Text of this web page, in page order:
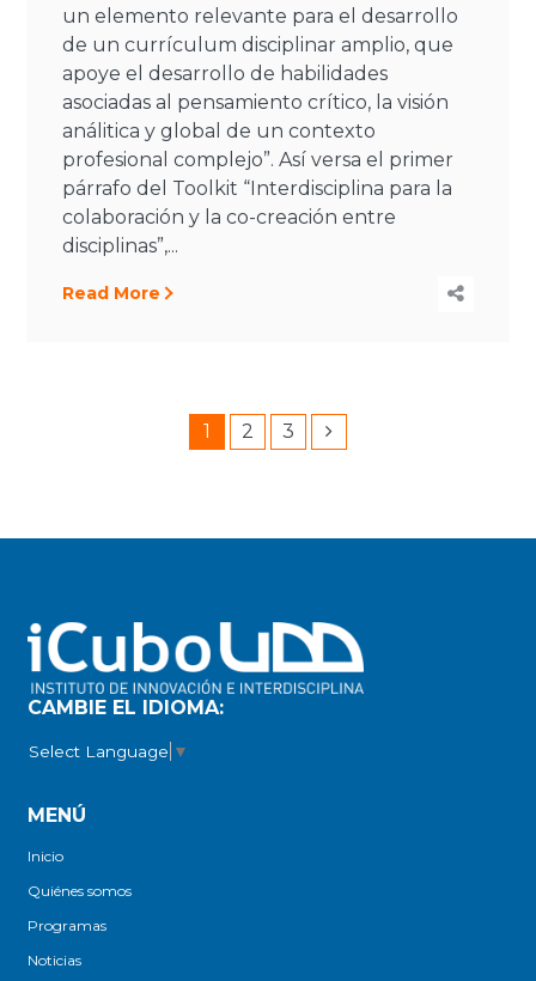
un elemento relevante para el desarrollo
de un currículum disciplinar amplio, que
apoye el desarrollo de habilidades
asociadas al pensamiento crítico, la visión
análitica y global de un contexto
profesional complejo”. Así versa el primer
párrafo del Toolkit “Interdisciplina para la
colaboración y la co-creación entre
disciplinas”,...
Read More
1 2 3
CAMBIE EL IDIOMA:
Select Language ▼
MENÚ
Inicio
Quiénes somos
Programas
Noticias